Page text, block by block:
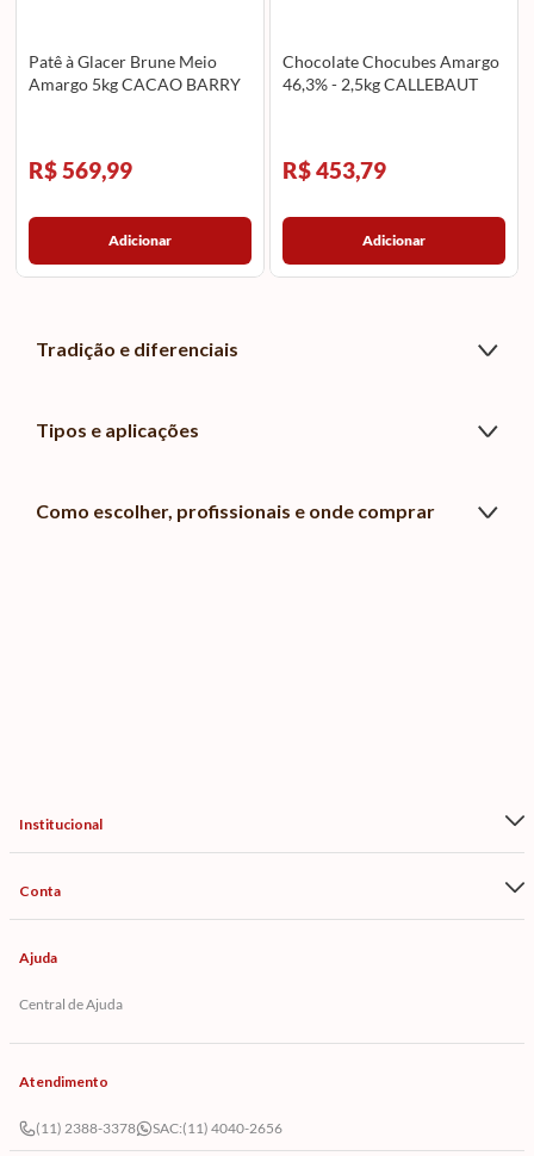
Patê à Glacer Brune Meio
Amargo 5kg CACAO BARRY
R$ 569,99
Adicionar
Chocolate Chocubes Amargo
46,3% - 2,5kg CALLEBAUT
R$ 453,79
Adicionar
Tradição e diferenciais
Tipos e aplicações
Como escolher, profissionais e onde comprar
Institucional
Conta
Ajuda
Central de Ajuda
Atendimento
(11) 2388-3378 SAC:(11) 4040-2656